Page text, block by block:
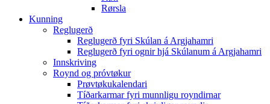
Rørsla
Kunning
Reglugerð
Reglugerð fyri Skúlan á Argjahamri
Reglugerð fyri ognir hjá Skúlanum á Argjahamri
Innskriving
Roynd og próvtøkur
Prøvtøkukalendari
Tíðarkarmar fyri munnligu royndirnar